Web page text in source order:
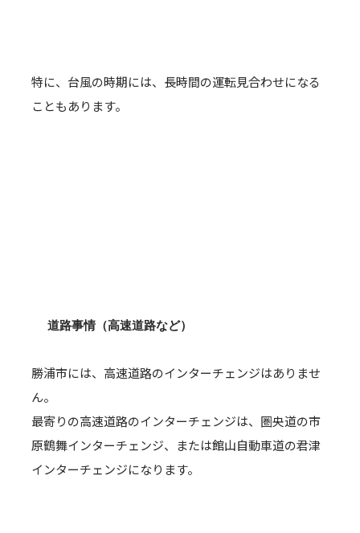
特に、台風の時期には、長時間の運転見合わせになる
こともあります。
道路事情（高速道路など）
勝浦市には、高速道路のインターチェンジはありませ
ん。
最寄りの高速道路のインターチェンジは、圏央道の市
原鶴舞インターチェンジ、または館山自動車道の君津
インターチェンジになります。